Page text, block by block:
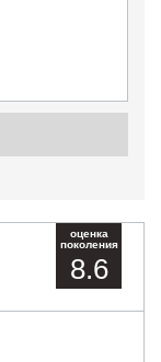
оценка
поколения
8.6